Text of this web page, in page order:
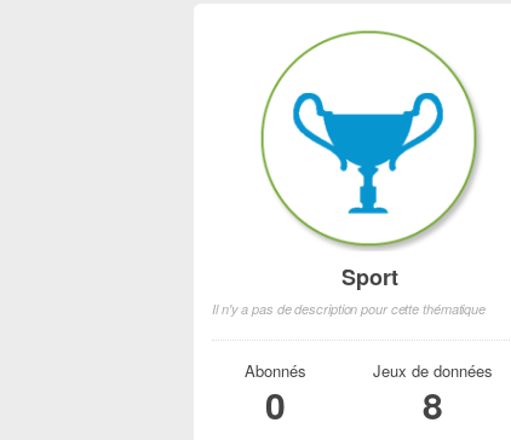
Sport
Il n'y a pas de description pour cette thématique
Abonnés
0
Jeux de données
8